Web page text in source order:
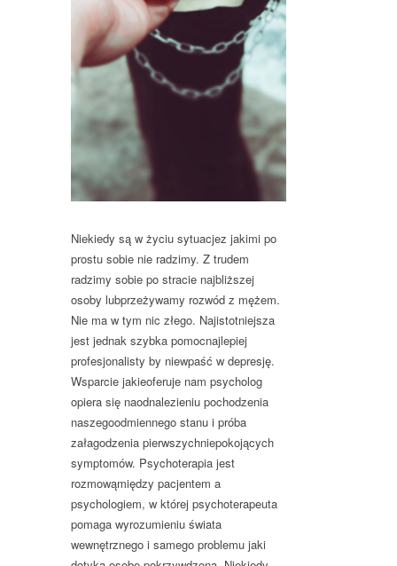
Niekiedy są w życiu sytuacjez jakimi po
prostu sobie nie radzimy. Z trudem
radzimy sobie po stracie najbliższej
osoby lubprzeżywamy rozwód z mężem.
Nie ma w tym nic złego. Najistotniejsza
jest jednak szybka pomocnajlepiej
profesjonalisty by niewpaść w depresję.
Wsparcie jakieoferuje nam psycholog
opiera się naodnalezieniu pochodzenia
naszegoodmiennego stanu i próba
załagodzenia pierwszychniepokojących
symptomów. Psychoterapia jest
rozmowąmiędzy pacjentem a
psychologiem, w której psychoterapeuta
pomaga wyrozumieniu świata
wewnętrznego i samego problemu jaki